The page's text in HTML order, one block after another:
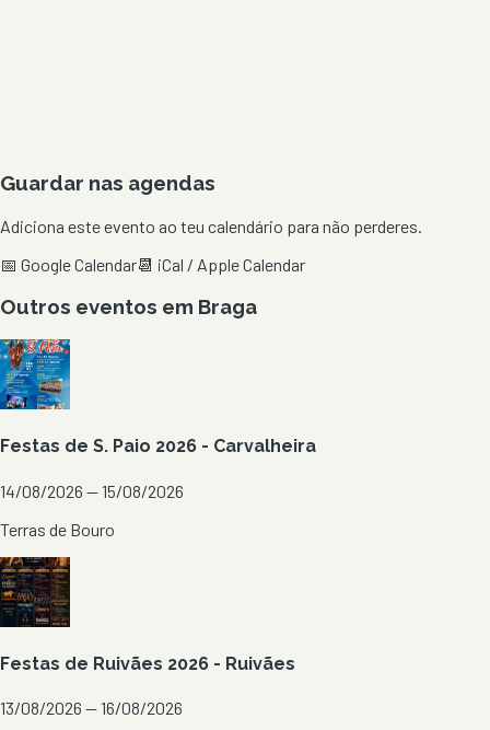
Guardar nas agendas
Adiciona este evento ao teu calendário para não perderes.
📅 Google Calendar📆 iCal / Apple Calendar
Outros eventos em Braga
Festas de S. Paio 2026 - Carvalheira
14/08/2026 — 15/08/2026
Terras de Bouro
Festas de Ruivães 2026 - Ruivães
13/08/2026 — 16/08/2026